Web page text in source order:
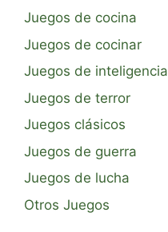
Juegos de cocina
Juegos de cocinar
Juegos de inteligencia
Juegos de terror
Juegos clásicos
Juegos de guerra
Juegos de lucha
Otros Juegos